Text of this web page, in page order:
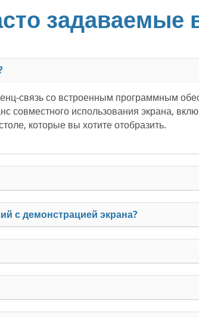
задаваемые
связь со встроенным программным
совместного использования экрана,
которые вы хотите отобразить.
с демонстрацией экрана?